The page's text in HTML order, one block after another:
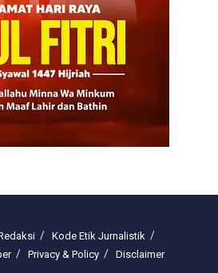
Kode Etik Jurnalistik
Privacy & Policy Disclaimer